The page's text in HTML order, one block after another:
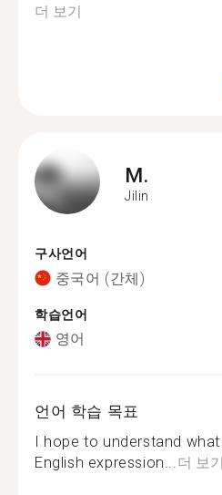
더 보기
M.
Jilin
구사언어
중국어 (간체)
학습언어
영어
언어 학습 목표
I hope to understand
English expression...더 보기